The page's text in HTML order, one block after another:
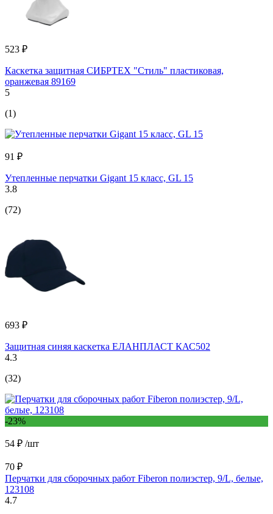
523 ₽
Каскетка защитная СИБРТЕХ "Стиль" пластиковая,
оранжевая 89169
5
(1)
91 ₽
Утепленные перчатки Gigant 15 класс, GL 15
3.8
(72)
693 ₽
Защитная синяя каскетка ЕЛАНПЛАСТ КАС502
4.3
(32)
-23%
54 ₽ /шт
70 ₽
Перчатки для сборочных работ Fiberon полиэстер, 9/L, белые,
123108
4.7